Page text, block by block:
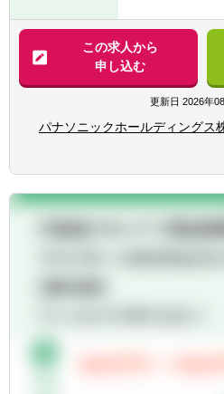
┗上場会社（
結決算責任者ま
経験
┗高い英語コミ
【人柄・コンピ
■高いコミュニ
■自己観照能力
【職務内容】
■会計マネジメン
同社グループは
をグローバルに
上場会社として
に不可欠なグル
う部門として、
をフルに発揮し
決算・正しい開
役立ちに貢献し
す。
■IFRS連結決算
この求人から
申し込む
更新日 2026年
パナソニックホールディングス